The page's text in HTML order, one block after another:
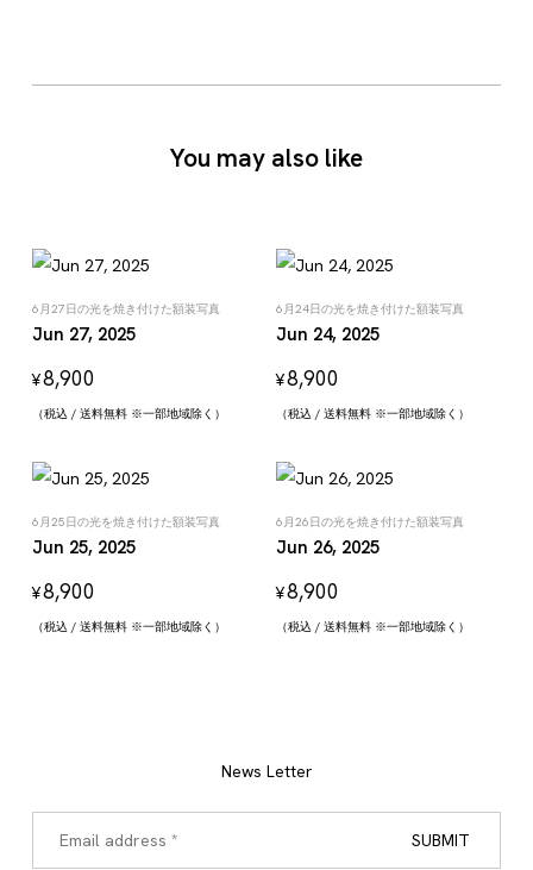
You may also like
6月27日の光を焼き付けた額装写真
Jun 27, 2025
¥8,900
（税込 / 送料無料 ※一部地域除く）
6月24日の光を焼き付けた額装写真
Jun 24, 2025
¥8,900
（税込 / 送料無料 ※一部地域除く）
6月25日の光を焼き付けた額装写真
Jun 25, 2025
¥8,900
（税込 / 送料無料 ※一部地域除く）
6月26日の光を焼き付けた額装写真
Jun 26, 2025
¥8,900
（税込 / 送料無料 ※一部地域除く）
News Letter